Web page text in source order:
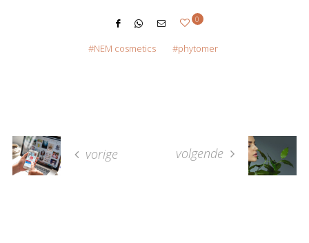
0
NEM cosmetics phytomer
vorige volgende